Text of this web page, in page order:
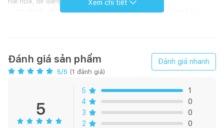
Chất liệu: Sứ cao cấp chuẩn Nhật với men sứ sáng bóng,
Không bao gồm bộ giá đỡ A-L2298V-1 giá 350.000VNĐ
Không bao gồm phụ kiện (vòi, bộ xả...)
Xem chi tiết
Đánh giá sản phẩm
5/5 (1 đánh giá)
Đánh giá nhanh
5
5
1
4
0
3
0
2
0